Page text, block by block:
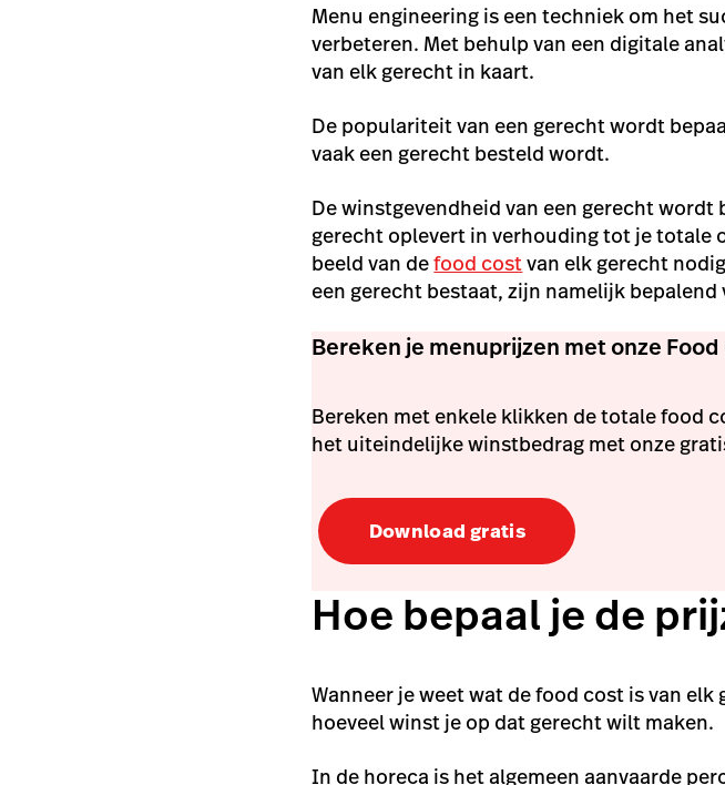
Menu engineering is een techniek om het
verbeteren. Met behulp van een digitale
van elk gerecht in kaart.
De populariteit van een gerecht wordt
vaak een gerecht besteld wordt.
De winstgevendheid van een gerecht
gerecht oplevert in verhouding tot je totale
beeld van defood costvan elk gerecht
een gerecht bestaat, zijn namelijk
Bereken je menuprijzen met onze
Bereken met enkele klikken de totale food
het uiteindelijke winstbedrag met onze
Download gratis
Hoe bepaal je de
Wanneer je weet wat de food cost is van
hoeveel winst je op dat gerecht wilt maken.
In de horeca is het algemeen aanvaarde